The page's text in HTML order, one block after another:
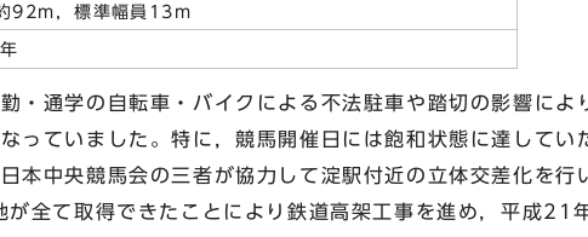
92m，標準幅員13m
・通学の自転車・バイクによる不法駐車や踏切の影響によ
っていました。特に，競馬開催日には飽和状態に達して
本中央競馬会の三者が協力して淀駅付近の立体交差化を行
全て取得できたことにより鉄道高架工事を進め，平成21